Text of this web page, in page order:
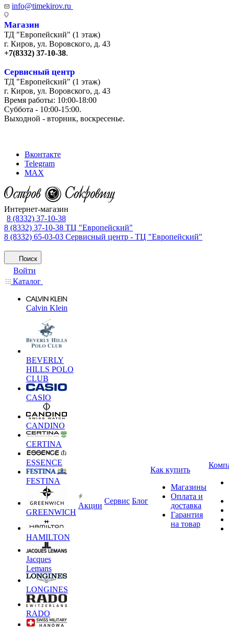
info@timekirov.ru
Магазин
ТД "Европейский" (1 этаж)
г. Киров, ул. Воровского, д. 43
+7(8332) 37-10-38.
Сервисный центр
ТД "Европейский" (1 этаж)
г. Киров, ул. Воровского, д. 43
Время работы: 10:00-18:00
Суббота - 10:00-15:00.
Выходной - вторник, воскресенье.
Вконтакте
Telegram
MAX
Интернет-магазин
8 (8332) 37-10-38
8 (8332) 37-10-38 ТЦ "Европейский"
8 (8332) 65-03-03 Сервисный центр - ТЦ "Европейский"
Поиск
Войти
Каталог
Calvin Klein
BEVERLY
HILLS POLO
CLUB
CASIO
CANDINO
CERTINA
ESSENCE
FESTINA
GREENWICH
HAMILTON
Jacques
Lemans
LONGINES
RADO
Акции
Сервис Блог
Как купить
Магазины
Оплата и
доставка
Гарантия
на товар